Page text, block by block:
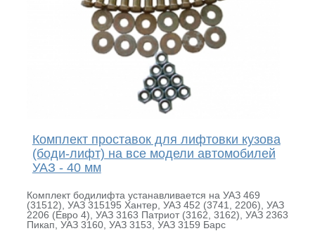
Комплект проставок для лифтовки кузова
(боди-лифт) на все модели автомобилей
УАЗ - 40 мм
Комплект бодилифта устанавливается на УАЗ 469
(31512), УАЗ 315195 Хантер, УАЗ 452 (3741, 2206), УАЗ
2206 (Евро 4), УАЗ 3163 Патриот (3162, 3162), УАЗ 2363
Пикап, УАЗ 3160, УАЗ 3153, УАЗ 3159 Барс